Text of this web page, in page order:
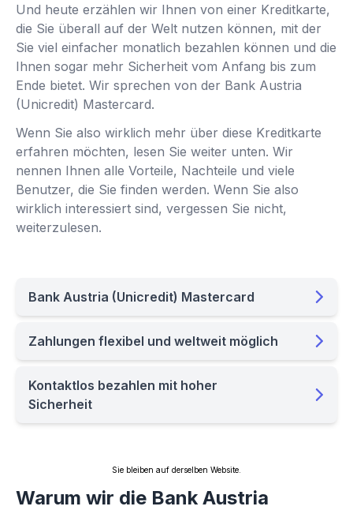
Und heute erzählen wir Ihnen von einer Kreditkarte,
die Sie überall auf der Welt nutzen können, mit der
Sie viel einfacher monatlich bezahlen können und die
Ihnen sogar mehr Sicherheit vom Anfang bis zum
Ende bietet. Wir sprechen von der Bank Austria
(Unicredit) Mastercard.
Wenn Sie also wirklich mehr über diese Kreditkarte
erfahren möchten, lesen Sie weiter unten. Wir
nennen Ihnen alle Vorteile, Nachteile und viele
Benutzer, die Sie finden werden. Wenn Sie also
wirklich interessiert sind, vergessen Sie nicht,
weiterzulesen.
Bank Austria (Unicredit) Mastercard
Zahlungen flexibel und weltweit möglich
Kontaktlos bezahlen mit hoher
Sicherheit
Sie bleiben auf derselben Website.
Warum wir die Bank Austria